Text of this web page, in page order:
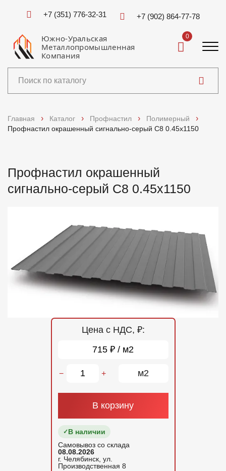
+7 (351) 776-32-31 +7 (902) 864-77-78
Южно-Уральская
Металлопромышленная
Компания
0
Доставка и оплата
Контакты
Главная Каталог Профнастил
Полимерный
Профнастил окрашенный сигнально-серый C8 0.45x1150
Профнастил окрашенный
сигнально-серый C8 0.45x1150
Цена с НДС, ₽:
715 ₽ / м2
− + м2
В корзину
В наличии
Самовывоз со склада
08.08.2026
г. Челябинск, ул.
Производственная 8